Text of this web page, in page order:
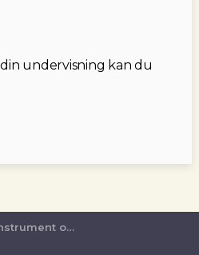
undervisning kan du
og sang